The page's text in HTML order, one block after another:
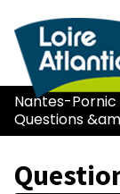
Nantes-
Questions